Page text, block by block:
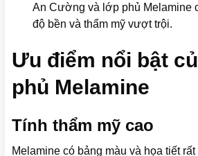
An Cường và lớp phủ Melamine
độ bền và thẩm mỹ vượt trội.
Ưu điểm nổi bật
phủ Melamine
Tính thẩm mỹ cao
Melamine có bảng màu và họa tiết